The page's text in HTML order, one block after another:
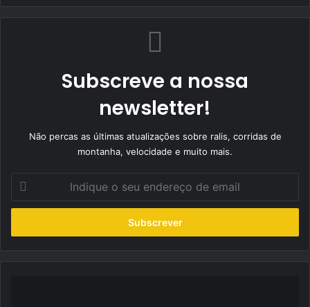
Subscreve a nossa
newsletter!
Não percas as últimas atualizações sobre ralis, corridas de
montanha, velocidade e muito mais.
seu
de